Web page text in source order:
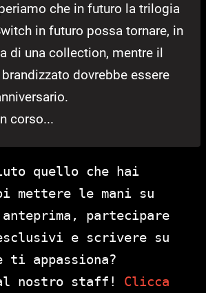
che in futuro la trilogia
in futuro possa tornare, in
di una collection, mentre il
dovrebbe essere
corso...
quello che hai
mettere le mani su
partecipare
e scrivere su
ti appassiona?
nostro staff! Clicca